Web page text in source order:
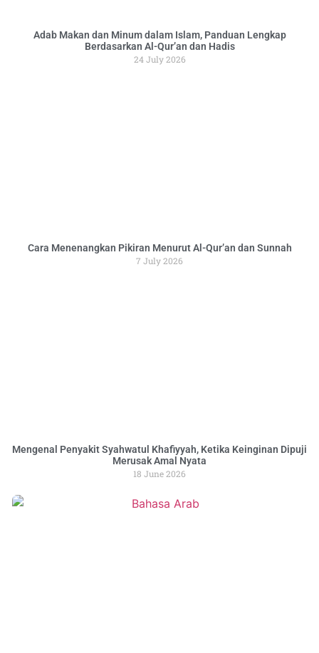
Adab Makan dan Minum dalam Islam, Panduan Lengkap
Berdasarkan Al-Qur’an dan Hadis
24 July 2026
Cara Menenangkan Pikiran Menurut Al-Qur’an dan Sunnah
7 July 2026
Mengenal Penyakit Syahwatul Khafiyyah, Ketika Keinginan Dipuji
Merusak Amal Nyata
18 June 2026